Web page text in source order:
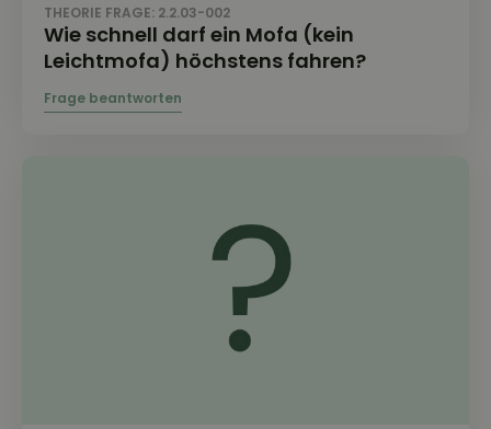
THEORIE FRAGE: 2.2.03-002
Wie schnell darf ein Mofa (kein
Leichtmofa) höchstens fahren?